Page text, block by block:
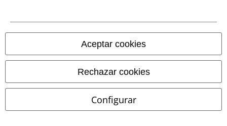
Aceptar cookies
Rechazar cookies
Configurar